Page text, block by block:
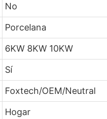
No
Porcelana
6KW 8KW 10KW
Sí
Foxtech/OEM/Neutral
Hogar